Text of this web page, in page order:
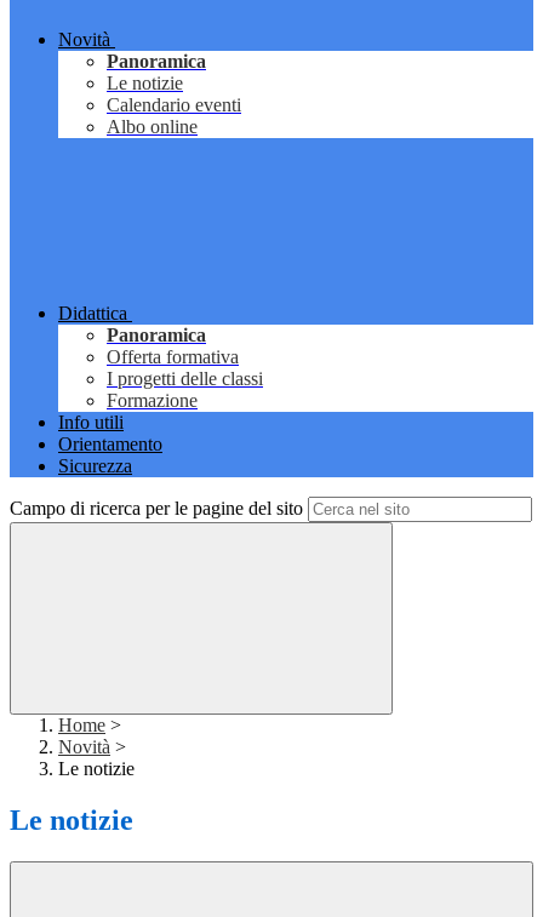
Novità
Panoramica
Le notizie
Calendario eventi
Albo online
Didattica
Panoramica
Offerta formativa
I progetti delle classi
Formazione
Info utili
Orientamento
Sicurezza
Campo di ricerca per le pagine del sito
Home >
Novità >
Le notizie
Le notizie